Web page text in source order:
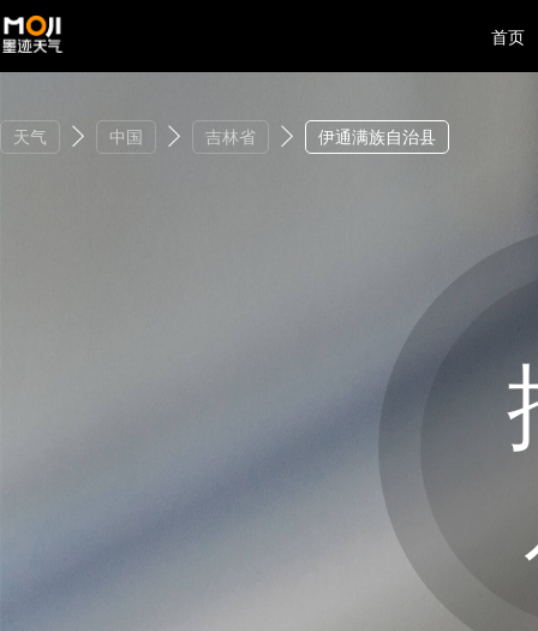
首页
天气 中国 吉林省 伊通满族自治县